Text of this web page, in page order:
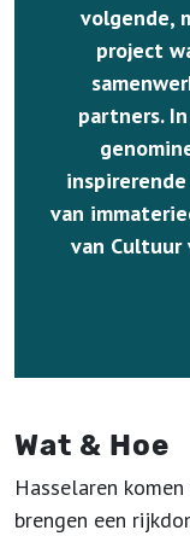
volgende,
project
partners. In
van
van Cultuur
Wat & Hoe
Hasselaren
brengen een